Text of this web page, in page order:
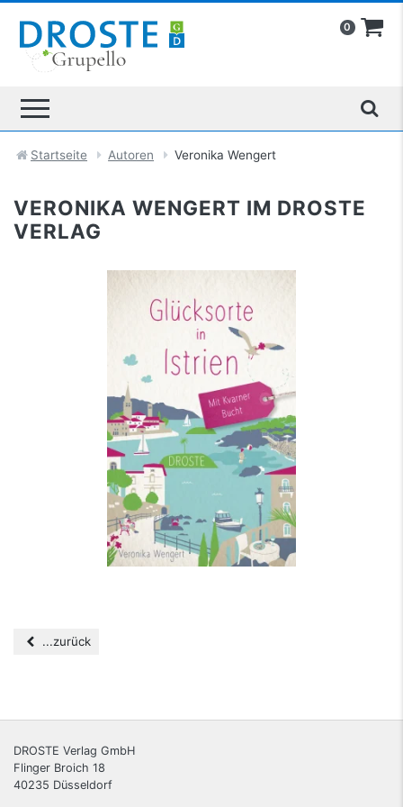
0
Startseite Autoren Veronika Wengert
VERONIKA WENGERT IM DROSTE
VERLAG
Glücksorte in Istrien. Mit Kvarner Bucht
mehr Infos …
...zurück
DROSTE Verlag GmbH
Flinger Broich 18
40235 Düsseldorf